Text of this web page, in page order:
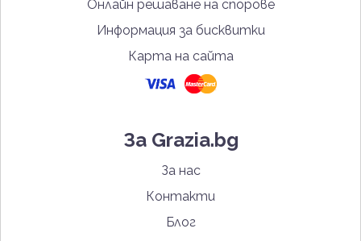
Онлайн решаване на спорове
Информация за бисквитки
Карта на сайта
За Grazia.bg
За нас
Контакти
Блог